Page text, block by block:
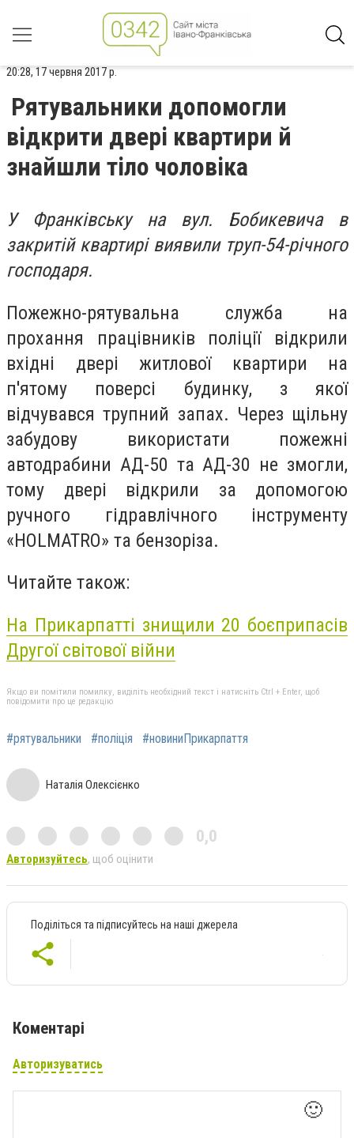
20:28, 17 червня 2017 р.
Рятувальники допомогли
відкрити двері квартири й
знайшли тіло чоловіка
У Франківську на вул. Бобикевича в
закритій квартирі виявили труп-54-річного
господаря.
Пожежно-рятувальна служба на
прохання працівників поліції відкрили
вхідні двері житлової квартири на
п'ятому поверсі будинку, з якої
відчувався трупний запах. Через щільну
забудову використати пожежні
автодрабини АД-50 та АД-30 не змогли,
тому двері відкрили за допомогою
ручного гідравлічного інструменту
«HOLMATRO» та бензоріза.
Читайте також:
На Прикарпатті знищили 20 боєприпасів
Другої світової війни
Якщо ви помітили помилку, виділіть необхідний текст і натисніть Ctrl + Enter, щоб
повідомити про це редакцію
#рятувальники #поліція #новиниПрикарпаття
Наталія Олексієнко
0,0
Авторизуйтесь, щоб оцінити
Поділіться та підписуйтесь на наші джерела
Коментарі
Авторизуватись
🙂